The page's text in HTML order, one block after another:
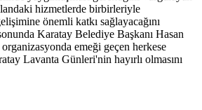
hizmetlerde birbirleriyle
önemli katkı sağlayacağını
Karatay Belediye Başkanı Hasan
emeği geçen herkese
Lavanta Günleri'nin hayırlı olmasını